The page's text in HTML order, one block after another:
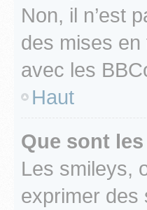
Non, il n’est
des mises
avec les
Haut
Que sont
Les smileys,
exprimer des